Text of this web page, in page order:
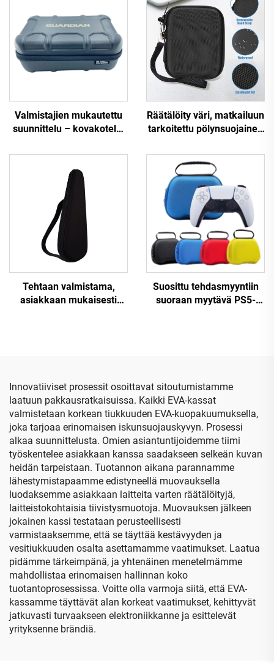
Valmistajien mukautettu
suunnittelu – kovakotelo,
materiaalista
Räätälöity väri, matkailuun
tarkoitettu pölynsuojainen
kuljetuslaatikko
meikkipusseille ja
vetoketjulla varustetut
kovat EVA-
kosmetiikkapussit ja -
koteloit sekä räätälöity
logo
Tehtaan valmistama,
asiakkaan mukaisesti
vetoketjulla
Suosittu tehdasmyyntiin
suoraan myytävä PS5-
Innovatiiviset prosessit osoittavat sitoutumistamme
laatuun pakkausratkaisuissa. Kaikki EVA-kassat
valmistetaan korkean tiukkuuden EVA-kuopakuumuksella,
joka tarjoaa erinomaisen iskunsuojauskyvyn. Prosessi
alkaa suunnittelusta. Omien asiantuntijoidemme tiimi
työskentelee asiakkaan kanssa saadakseen selkeän kuvan
heidän tarpeistaan. Tuotannon aikana parannamme
lähestymistapaamme edistyneellä muovauksella
luodaksemme asiakkaan laitteita varten räätälöityjä,
laitteistokohtaisia tiivistysmuotoja. Muovauksen jälkeen
jokainen kassi testataan perusteellisesti
varmistaaksemme, että se täyttää kestävyyden ja
vesitiukkuuden osalta asettamamme vaatimukset. Laatua
pidämme tärkeimpänä, ja yhtenäinen menetelmämme
mahdollistaa erinomaisen hallinnan koko
tuotantoprosessissa. Voitte olla varmoja siitä, että EVA-
kassamme täyttävät alan korkeat vaatimukset, kehittyvät
jatkuvasti turvaakseen elektroniikkanne ja esittelevät
yrityksenne brändiä.